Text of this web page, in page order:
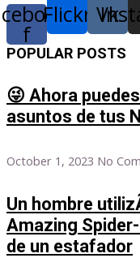
f
Flickr Vk
POPULAR POSTS
😜 Ahora
asuntos de tus
October 1, 2023 No
Un hombre
Amazing Spider-
de un estafador